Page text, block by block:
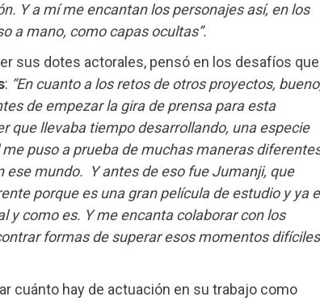
Y a mí me encantan los personajes así, en los
a mano, como capas ocultas”.
sus dotes actorales, pensó en los desafíos que
: “En cuanto a los retos de otros proyectos,
de empezar la gira de prensa para esta
que llevaba tiempo desarrollando, una especie
puso a prueba de muchas maneras
ese mundo. Y antes de eso fue Jumanji, que
porque es una gran película de estudio y ya
y como es. Y me encanta colaborar con los
formas de superar esos momentos difíciles
cuánto hay de actuación en su trabajo como